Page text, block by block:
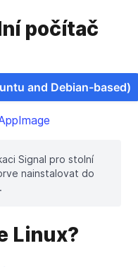
počítač
and Debian-based)
Signal pro stolní
nainstalovat do
Linux?